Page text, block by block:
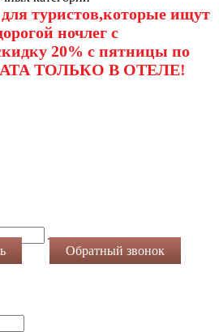
туристов,которые ищут
ночлег с
20% с пятницы по
ТОЛЬКО В ОТЕЛЕ!
Обратный звонок